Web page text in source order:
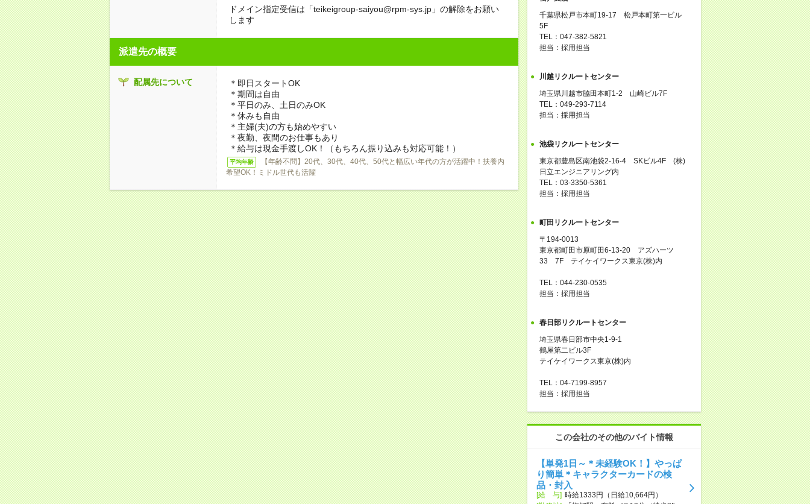
ドメイン指定受信は「teikeigroup-saiyou@rpm-sys.jp」の解除をお願い
します
派遣先の概要
配属先について
＊即日スタートOK
＊期間は自由
＊平日のみ、土日のみOK
＊休みも自由
＊主婦(夫)の方も始めやすい
＊夜勤、夜間のお仕事もあり
＊給与は現金手渡しOK！（もちろん振り込みも対応可能！）
平均年齢
【年齢不問】20代、30代、40代、50代と幅広い年代の方が活躍中！扶養内
希望OK！ミドル世代も活躍
千葉県松戸市本町19-17 松戸本町第一ビル
5F
TEL：047-382-5821
担当：採用担当
川越リクルートセンター
埼玉県川越市脇田本町1-2 山崎ビル7F
TEL：049-293-7114
担当：採用担当
池袋リクルートセンター
東京都豊島区南池袋2-16-4 SKビル4F (株)
日立エンジニアリング内
TEL：03-3350-5361
担当：採用担当
町田リクルートセンター
〒194-0013
東京都町田市原町田6-13-20 アズハーツ
33 7F テイケイワークス東京(株)内
TEL：044-230-0535
担当：採用担当
春日部リクルートセンター
埼玉県春日部市中央1-9-1
鶴屋第二ビル3F
テイケイワークス東京(株)内
TEL：04-7199-8957
担当：採用担当
この会社のその他のバイト情報
【単発1日～＊未経験OK！】やっぱ
り簡単＊キャラクターカードの検
品・封入
[給 与] 時給1333円（日給10,664円）